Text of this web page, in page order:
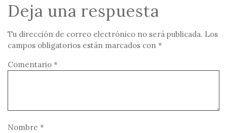
Deja una respuesta
Tu dirección de correo electrónico no será publicada. Los
campos obligatorios están marcados con *
Comentario *
Nombre *